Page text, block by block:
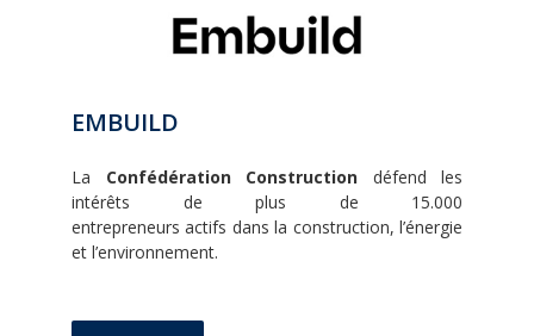
EMBUILD
La Confédération Construction défend les
intérêts de plus de 15.000
entrepreneurs actifs dans la construction, l’énergie
et l’environnement.